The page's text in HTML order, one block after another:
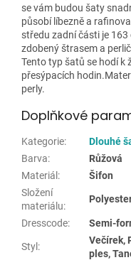
se vám budou šaty
působí líbezně a
středu zadní části je
zdobený štrasem a
Tento typ šatů se hodí k
přesýpacích
perly.
Doplňkové
Kategorie:
Dlouhé
Barva:
Růžová
Materiál :
Šifon
Složení
materiálu:
Dresscode: Semi-
Styl :
Večírek,
ples,